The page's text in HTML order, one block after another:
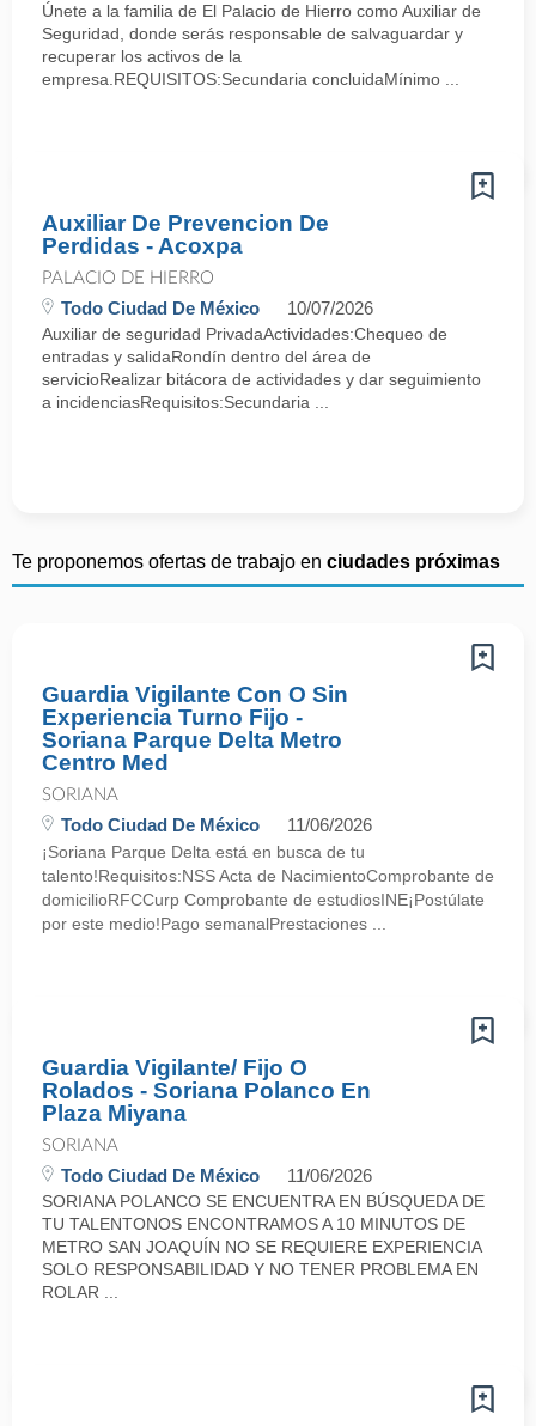
Únete a la familia de El Palacio de Hierro como Auxiliar de
Seguridad, donde serás responsable de salvaguardar y
recuperar los activos de la
empresa.REQUISITOS:Secundaria concluidaMínimo ...
Auxiliar De Prevencion De
Perdidas - Acoxpa
PALACIO DE HIERRO
Todo Ciudad De México 10/07/2026
Auxiliar de seguridad PrivadaActividades:Chequeo de
entradas y salidaRondín dentro del área de
servicioRealizar bitácora de actividades y dar seguimiento
a incidenciasRequisitos:Secundaria ...
Te proponemos ofertas de trabajo en ciudades próximas
Guardia Vigilante Con O Sin
Experiencia Turno Fijo -
Soriana Parque Delta Metro
Centro Med
SORIANA
Todo Ciudad De México 11/06/2026
¡Soriana Parque Delta está en busca de tu
talento!Requisitos:NSS Acta de NacimientoComprobante de
domicilioRFCCurp Comprobante de estudiosINE¡Postúlate
por este medio!Pago semanalPrestaciones ...
Guardia Vigilante/ Fijo O
Rolados - Soriana Polanco En
Plaza Miyana
SORIANA
Todo Ciudad De México 11/06/2026
SORIANA POLANCO SE ENCUENTRA EN BÚSQUEDA DE
TU TALENTONOS ENCONTRAMOS A 10 MINUTOS DE
METRO SAN JOAQUÍN NO SE REQUIERE EXPERIENCIA
SOLO RESPONSABILIDAD Y NO TENER PROBLEMA EN
ROLAR ...